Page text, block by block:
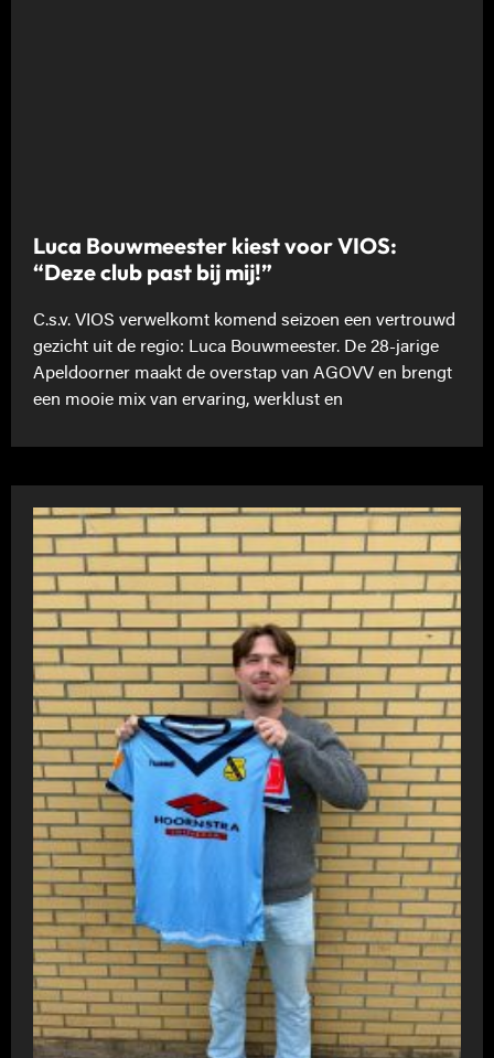
Luca Bouwmeester kiest voor VIOS:
“Deze club past bij mij!”
C.s.v. VIOS verwelkomt komend seizoen een vertrouwd
gezicht uit de regio: Luca Bouwmeester. De 28-jarige
Apeldoorner maakt de overstap van AGOVV en brengt
een mooie mix van ervaring, werklust en